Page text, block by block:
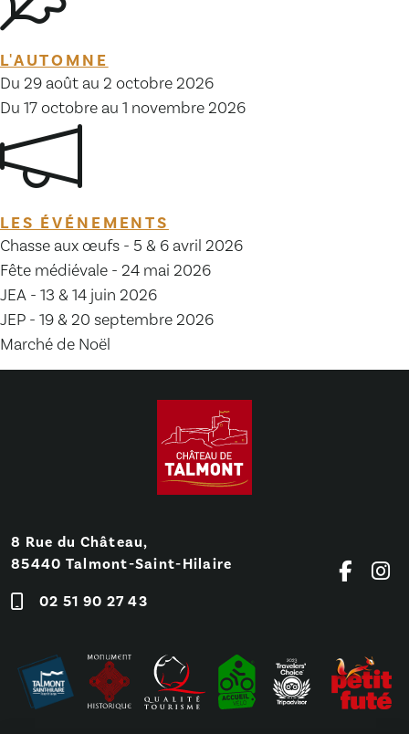
L'AUTOMNE
Du 29 août au 2 octobre 2026
Du 17 octobre au 1 novembre 2026
LES ÉVÉNEMENTS
Chasse aux œufs - 5 & 6 avril 2026
Fête médiévale - 24 mai 2026
JEA - 13 & 14 juin 2026
JEP - 19 & 20 septembre 2026
Marché de Noël
8 Rue du Château,
85440 Talmont-Saint-Hilaire
02 51 90 27 43